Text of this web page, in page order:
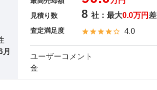
見積り数 8 社：最大0.0万円 差
査定満足度 4.0
ユーザーコメント
金